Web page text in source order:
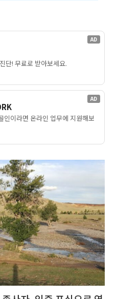
AD
단! 무료로 받아보세요.
AD
인이라면 온라인 업무에 지원해보